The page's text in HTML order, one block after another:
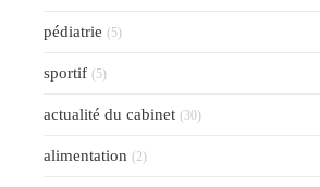
pédiatrie (5)
sportif (5)
actualité du cabinet (30)
alimentation (2)